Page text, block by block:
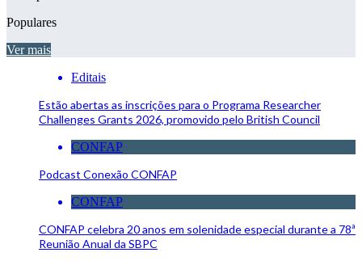
Populares
Ver mais
Editais
Estão abertas as inscrições para o Programa Researcher
Challenges Grants 2026, promovido pelo British Council
CONFAP
Podcast Conexão CONFAP
CONFAP
CONFAP celebra 20 anos em solenidade especial durante a 78ª
Reunião Anual da SBPC